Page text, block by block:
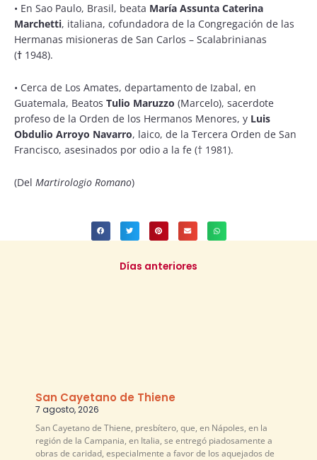
• En Sao Paulo, Brasil, beata María Assunta Caterina
Marchetti, italiana, cofundadora de la Congregación de las
Hermanas misioneras de San Carlos – Scalabrinianas
(† 1948).
• Cerca de Los Amates, departamento de Izabal, en
Guatemala, Beatos Tulio Maruzzo (Marcelo), sacerdote
profeso de la Orden de los Hermanos Menores, y Luis
Obdulio Arroyo Navarro, laico, de la Tercera Orden de San
Francisco, asesinados por odio a la fe († 1981).
(Del Martirologio Romano)
Días anteriores
San Cayetano de Thiene
7 agosto, 2026
San Cayetano de Thiene, presbítero, que, en Nápoles, en la
región de la Campania, en Italia, se entregó piadosamente a
obras de caridad, especialmente a favor de los aquejados de